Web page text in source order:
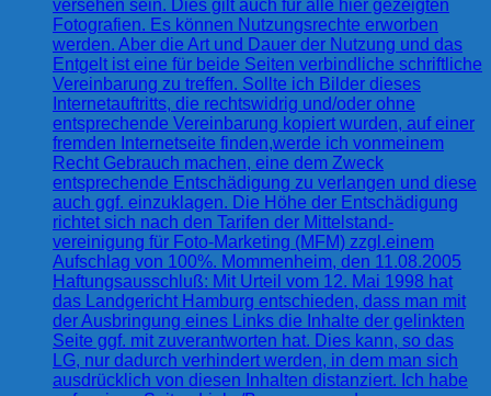
versehen sein. Dies gilt auch für alle hier gezeigten
Fotografien. Es können Nutzungsrechte erworben
werden. Aber die Art und Dauer der Nutzung und das
Entgelt ist eine für beide Seiten verbindliche schriftliche
Vereinbarung zu treffen. Sollte ich Bilder dieses
Internetauftritts, die rechtswidrig und/oder ohne
entsprechende Vereinbarung kopiert wurden, auf einer
fremden Internetseite finden,werde ich vonmeinem
Recht Gebrauch machen, eine dem Zweck
entsprechende Entschädigung zu verlangen und diese
auch ggf. einzuklagen. Die Höhe der Entschädigung
richtet sich nach den Tarifen der Mittelstand-
vereinigung für Foto-Marketing (MFM) zzgl.einem
Aufschlag von 100%. Mommenheim, den 11.08.2005
Haftungsausschluß: Mit Urteil vom 12. Mai 1998 hat
das Landgericht Hamburg entschieden, dass man mit
der Ausbringung eines Links die Inhalte der gelinkten
Seite ggf. mit zuverantworten hat. Dies kann, so das
LG, nur dadurch verhindert werden, in dem man sich
ausdrücklich von diesen Inhalten distanziert. Ich habe